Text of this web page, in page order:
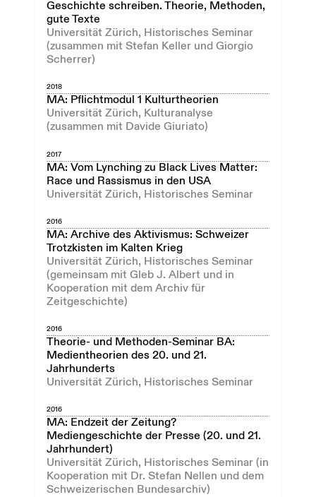
Geschichte schreiben. Theorie, Methoden,
gute Texte
Universität Zürich, Historisches Seminar
(zusammen mit Stefan Keller und Giorgio
Scherrer)
2018
MA: Pflichtmodul 1 Kulturtheorien
Universität Zürich, Kulturanalyse
(zusammen mit Davide Giuriato)
2017
MA: Vom Lynching zu Black Lives Matter:
Race und Rassismus in den USA
Universität Zürich, Historisches Seminar
2016
MA: Archive des Aktivismus: Schweizer
Trotzkisten im Kalten Krieg
Universität Zürich, Historisches Seminar
(gemeinsam mit Gleb J. Albert und in
Kooperation mit dem Archiv für
Zeitgeschichte)
2016
Theorie- und Methoden-Seminar BA:
Medientheorien des 20. und 21.
Jahrhunderts
Universität Zürich, Historisches Seminar
2016
MA: Endzeit der Zeitung?
Mediengeschichte der Presse (20. und 21.
Jahrhundert)
Universität Zürich, Historisches Seminar (in
Kooperation mit Dr. Stefan Nellen und dem
Schweizerischen Bundesarchiv)